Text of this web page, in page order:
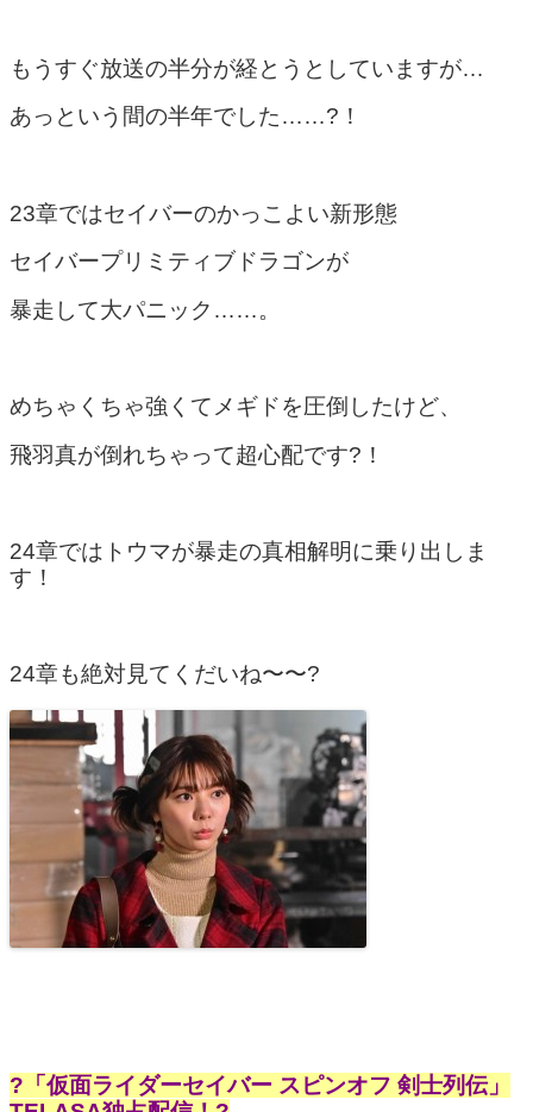
もうすぐ放送の半分が経とうとしていますが…
あっという間の半年でした……?！
23章ではセイバーのかっこよい新形態
セイバープリミティブドラゴンが
暴走して大パニック……。
めちゃくちゃ強くてメギドを圧倒したけど、
飛羽真が倒れちゃって超心配です?！
24章ではトウマが暴走の真相解明に乗り出しま
す！
24章も絶対見てくだいね〜〜?
?「仮面ライダーセイバー スピンオフ 剣士列伝」